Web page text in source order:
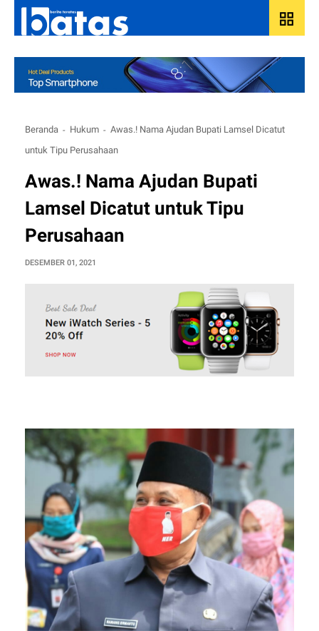
grid_view
Beranda Hukum
Awas.! Nama Ajudan Bupati Lamsel Dicatut
untuk Tipu Perusahaan
Awas.! Nama Ajudan Bupati
Lamsel Dicatut untuk Tipu
Perusahaan
DESEMBER 01, 2021